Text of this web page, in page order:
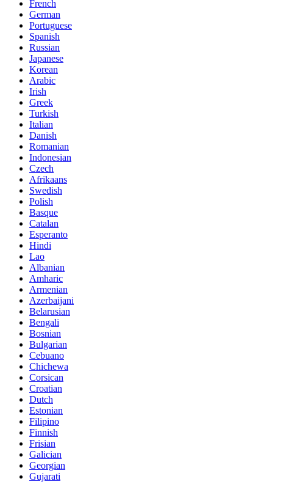
French
German
Portuguese
Spanish
Russian
Japanese
Korean
Arabic
Irish
Greek
Turkish
Italian
Danish
Romanian
Indonesian
Czech
Afrikaans
Swedish
Polish
Basque
Catalan
Esperanto
Hindi
Lao
Albanian
Amharic
Armenian
Azerbaijani
Belarusian
Bengali
Bosnian
Bulgarian
Cebuano
Chichewa
Corsican
Croatian
Dutch
Estonian
Filipino
Finnish
Frisian
Galician
Georgian
Gujarati